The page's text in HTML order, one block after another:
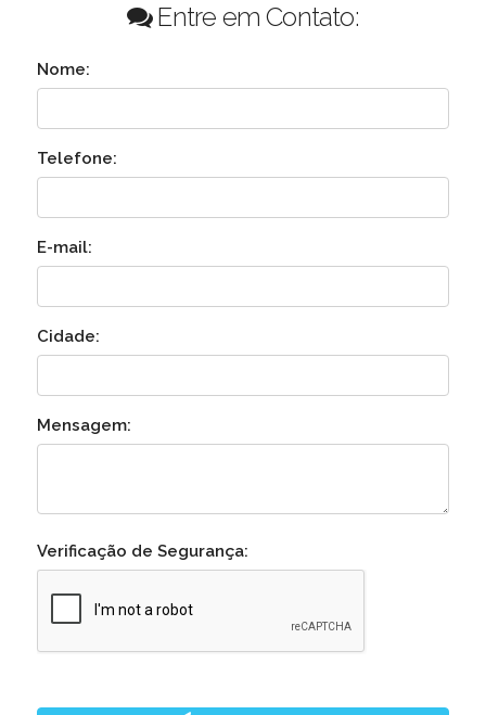
Entre em Contato:
Nome:
Telefone:
E-mail:
Cidade:
Mensagem:
Verificação de Segurança: